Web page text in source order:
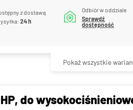
z dostawą
24 h
Odbiór w oddziale
Sprawdź
dostępność
Pokaż wszystkie
do